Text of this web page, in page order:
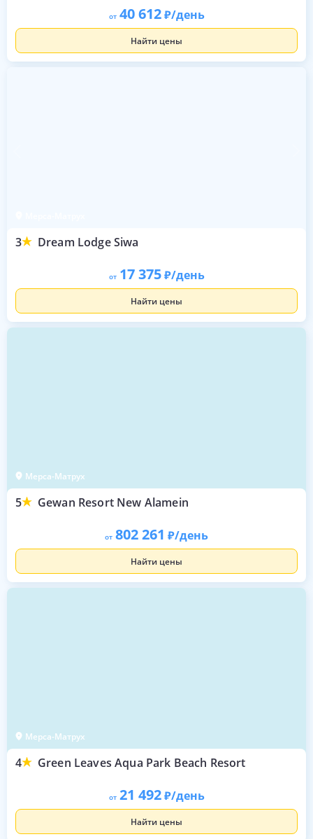
от 40 612 /день
Найти цены
3 Dream Lodge Siwa
от 17 375 /день
Найти цены
Мерса-Матрух
5 Gewan Resort New Alamein
от 802 261 /день
Найти цены
Мерса-Матрух
4 Green Leaves Aqua Park Beach Resort
от 21 492 /день
Найти цены